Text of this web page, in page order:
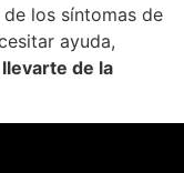
los síntomas de
ayuda,
de la